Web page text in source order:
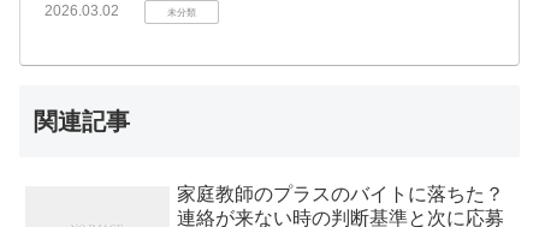
2026.03.02 未分類
関連記事
家庭教師のプラスのバイトに落ちた？
連絡が来ない時の判断基準と次に応募